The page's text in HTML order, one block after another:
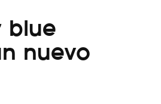
blue
nuevo